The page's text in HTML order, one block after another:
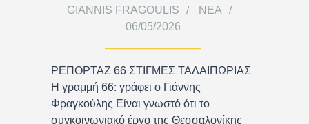
GIANNIS FRAGOULIS
ΝΈΑ
06/05/2026
ΡΕΠΟΡΤΑΖ 66 ΣΤΙΓΜΕΣ ΤΑΛΑΙΠΩΡΙΑΣ
Η γραμμή 66: γράφει ο Γιάννης
Φραγκούλης Είναι γνωστό ότι το
συγκοινωνιακό έργο της Θεσσαλονίκης